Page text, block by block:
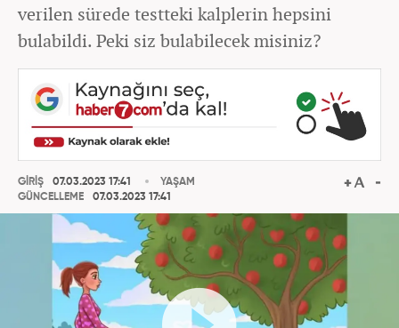
verilen sürede testteki kalplerin hepsini
bulabildi. Peki siz bulabilecek misiniz?
GİRİŞ
07.03.2023 17:41
GÜNCELLEME
07.03.2023 17:41
YAŞAM